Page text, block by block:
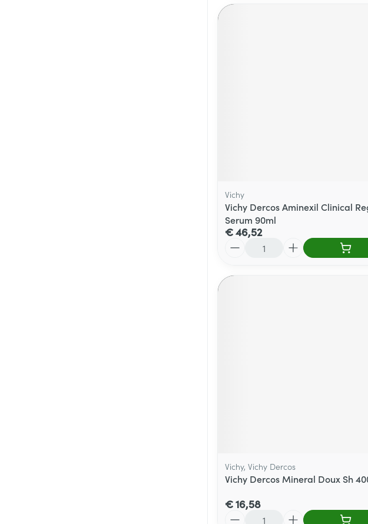
Vichy
Vichy Dercos Aminexil Clinical
Serum 90ml
€ 46,52
Vichy, Vichy Dercos
Vichy Dercos Mineral Doux Sh
€ 16,58